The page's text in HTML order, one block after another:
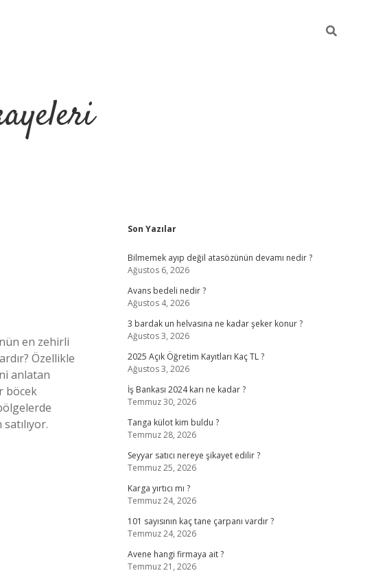
en zehirli
Özellikle
anlatan
böcek
Sidebar
Son Yazılar
Bilmemek ayıp değil atasözünün devamı nedir ?
Ağustos 6, 2026
Avans bedeli nedir ?
Ağustos 4, 2026
3 bardak un helvasına ne kadar şeker konur ?
Ağustos 3, 2026
2025 Açık Öğretim Kayıtları Kaç TL ?
Ağustos 3, 2026
İş Bankası 2024 karı ne kadar ?
Temmuz 30, 2026
Tanga külot kim buldu ?
Temmuz 28, 2026
Seyyar satıcı nereye şikayet edilir ?
Temmuz 25, 2026
Karga yırtıcı mı ?
Temmuz 24, 2026
101 sayısının kaç tane çarpanı vardır ?
Temmuz 24, 2026
Avene hangi firmaya ait ?
Temmuz 21, 2026